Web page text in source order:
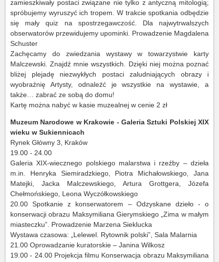
zamieszkiwały postaci związane nie tylko z antyczną mitologią;
spróbujemy wyruszyć ich tropem. W trakcie spotkania odbędzie
się mały quiz na spostrzegawczość. Dla najwytrwalszych
obserwatorów przewidujemy upominki. Prowadzenie Magdalena
Schuster
Zachęcamy do zwiedzania wystawy w towarzystwie karty
Malczewski. Znajdź mnie wszystkich. Dzięki niej można poznać
bliżej plejadę niezwykłych postaci zaludniających obrazy i
wyobraźnię Artysty, odnaleźć je wszystkie na wystawie, a
także… zabrać ze sobą do domu!
Kartę można nabyć w kasie muzealnej w cenie 2 zł
Muzeum Narodowe w Krakowie - Galeria Sztuki Polskiej XIX
wieku w Sukiennicach
Rynek Główny 3, Kraków
19.00 - 24.00
Galeria XIX-wiecznego polskiego malarstwa i rzeźby – dzieła
m.in. Henryka Siemiradzkiego, Piotra Michałowskiego, Jana
Matejki, Jacka Malczewskiego, Artura Grottgera, Józefa
Chełmońskiego, Leona Wyczółkowskiego
20.00 Spotkanie z konserwatorem – Odzyskane dzieło - o
konserwacji obrazu Maksymiliana Gierymskiego „Zima w małym
miasteczku”. Prowadzenie Marzena Sieklucka
Wystawa czasowa: „Lelewel. Rytownik polski”, Sala Malarnia
21.00 Oprowadzanie kuratorskie – Janina Wilkosz
19.00 - 24.00 Projekcja filmu Konserwacja obrazu Maksymiliana